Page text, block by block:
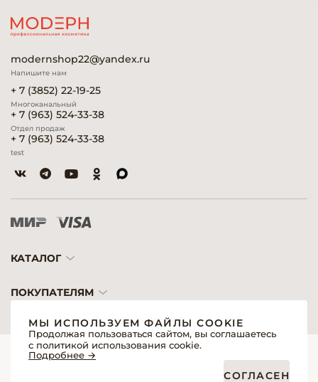
modernshop22@yandex.ru
Напишите нам
+ 7 (3852) 22-19-25
Многоканальный
+ 7 (963) 524-33-38
Отдел продаж
+ 7 (963) 524-33-38
test
КАТАЛОГ
ПОКУПАТЕЛЯМ
© 2026 «Модерн»— Косметика и оборудование для профессионалов
Создание сайтов
МЫ ИСПОЛЬЗУЕМ ФАЙЛЫ COOKIE
Продолжая пользоваться сайтом, вы соглашаетесь
с политикой использования cookie.
Подробнее →
СОГЛАСЕН